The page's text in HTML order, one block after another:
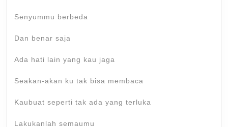
Senyummu berbeda
Dan benar saja
Ada hati lain yang kau jaga
Seakan-akan ku tak bisa membaca
Kaubuat seperti tak ada yang terluka
Lakukanlah semaumu